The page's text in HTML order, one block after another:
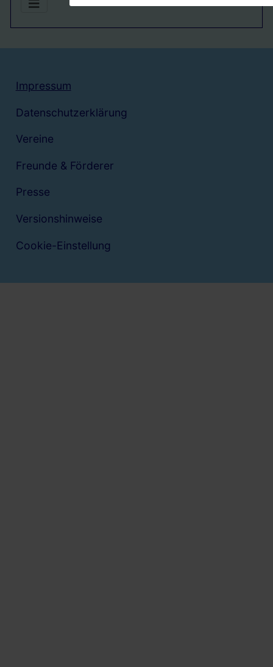
Impressum
Datenschutzerklärung
Vereine
Freunde & Förderer
Presse
Versionshinweise
Cookie-Einstellung